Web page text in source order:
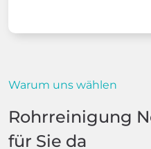
Warum uns wählen
Rohrreinigung
für Sie da